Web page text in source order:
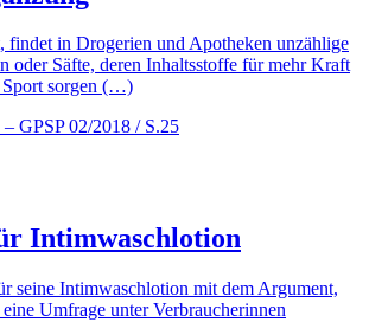
findet in Drogerien und Apotheken unzählige
oder Säfte, deren Inhaltsstoffe für mehr Kraft
Sport sorgen (…)
– GPSP 02/2018 / S.25
Intimwaschlotion
seine Intimwaschlotion mit dem Argument,
Umfrage unter Verbraucherinnen